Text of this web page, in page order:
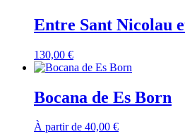
Entre Sant Nicolau
130,00 €
Bocana de Es Born
À partir de 40,00 €